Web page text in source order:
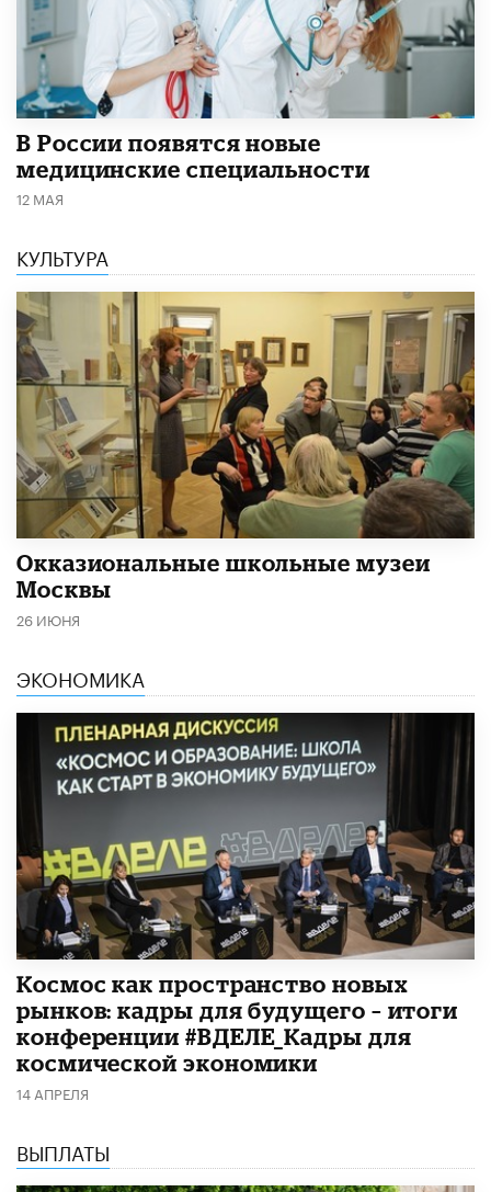
В России появятся новые
медицинские специальности
12 МАЯ
КУЛЬТУРА
​Окказиональные школьные музеи
Москвы
26 ИЮНЯ
ЭКОНОМИКА
Космос как пространство новых
рынков: кадры для будущего – итоги
конференции #ВДЕЛЕ_Кадры для
космической экономики
14 АПРЕЛЯ
ВЫПЛАТЫ